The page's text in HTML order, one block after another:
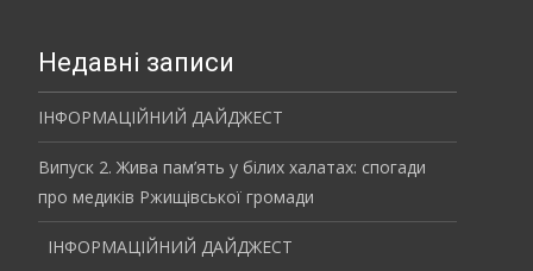
Недавні записи
ІНФОРМАЦІЙНИЙ ДАЙДЖЕСТ
Випуск 2. Жива пам’ять у білих халатах: спогади
про медиків Ржищівської громади
ІНФОРМАЦІЙНИЙ ДАЙДЖЕСТ